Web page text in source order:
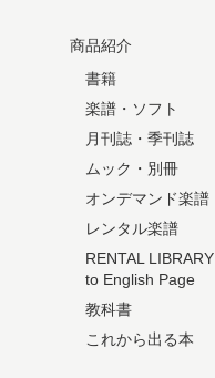
商品紹介
書籍
楽譜・ソフト
月刊誌・季刊誌
ムック・別冊
オンデマンド楽譜
レンタル楽譜
RENTAL LIBRARY
to English Page
教科書
これから出る本